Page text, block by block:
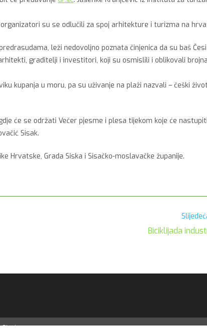
su se odlučili za spoj arhitekture i turizma na
leži nedovoljno poznata činjenica da su baš
graditelji i investitori, koji su osmislili i oblikovali
kupanja u moru, pa su uživanje na plaži nazvali – češki
će se održati Večer pjesme i plesa tijekom koje će
Sisak.
Hrvatske, Grada Siska i Sisačko-moslavačke županije.
Biciklijada
Sisak